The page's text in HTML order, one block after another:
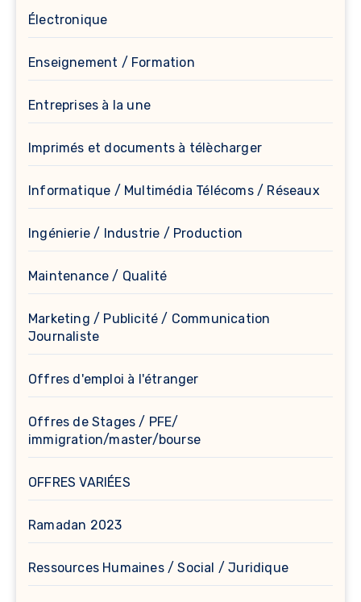
Électronique
Enseignement / Formation
Entreprises à la une
Imprimés et documents à télècharger
Informatique / Multimédia Télécoms / Réseaux
Ingénierie / Industrie / Production
Maintenance / Qualité
Marketing / Publicité / Communication
Journaliste
Offres d'emploi à l'étranger
Offres de Stages / PFE/
immigration/master/bourse
OFFRES VARIÉES
Ramadan 2023
Ressources Humaines / Social / Juridique